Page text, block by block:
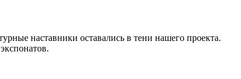
наставники оставались в тени нашего проекта.